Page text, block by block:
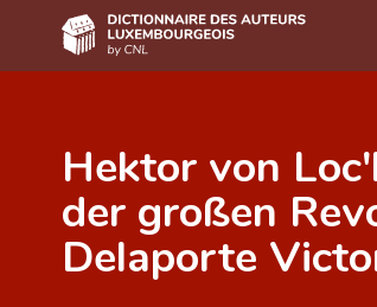
Auteur(e)s A-Z
Recherche avancée
Foire aux questions
Hektor von
der großen
Delaporte